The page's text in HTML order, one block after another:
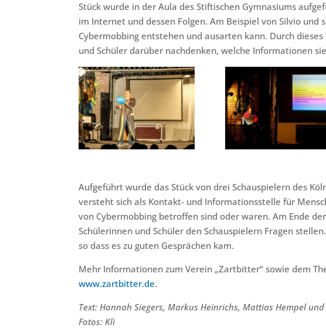
Stück wurde in der Aula des Stiftischen Gymnasiums
im Internet und dessen Folgen. Am Beispiel von Silvio und
Cybermobbing entstehen und ausarten kann. Durch
und Schüler darüber nachdenken, welche Informationen
Aufgeführt wurde das Stück von drei Schauspielern des
versteht sich als Kontakt- und Informationsstelle für
von Cybermobbing betroffen sind oder waren. Am Ende
Schülerinnen und Schüler den Schauspielern Fragen
so dass es zu guten Gesprächen kam.
Mehr Informationen zum Verein „Zartbitter“ sowie dem
www.zartbitter.de.
Text: Hannah Siegers, Markus Heinrichs, Mattias Hempel
Fotos: Kli